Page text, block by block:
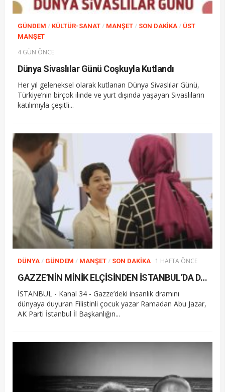
GÜNDEM / KÜLTÜR-SANAT / MANŞET / SON DAKIKA / ÜST
MANŞET
4 GÜN ÖNCE
Dünya Sivaslılar Günü Coşkuyla Kutlandı
Her yıl geleneksel olarak kutlanan Dünya Sivaslılar Günü,
Türkiye’nin birçok ilinde ve yurt dışında yaşayan Sivaslıların
katılımıyla çeşitli...
DÜNYA / GÜNDEM / MANŞET / SON DAKIKA 1 HAFTA ÖNCE
GAZZE’NİN MİNİK ELÇİSİNDEN İSTANBUL’DA DUYGUSAL MESAJ: “BURASI BENİM İKİNCİ EVİM”
İSTANBUL - Kanal 34 - Gazze’deki insanlık dramını
dünyaya duyuran Filistinli çocuk yazar Ramadan Abu Jazar,
AK Parti İstanbul İl Başkanlığın...